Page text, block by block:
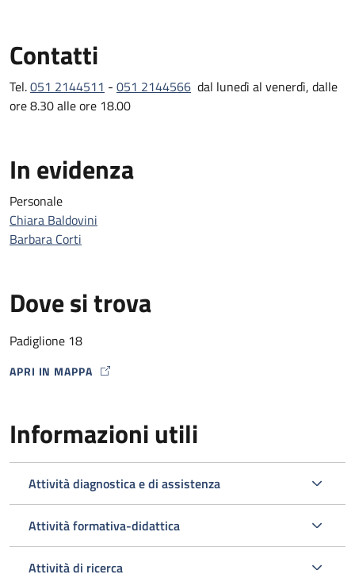
nazionali e internazionali sia per quanto attiene alla disciplina
patologica che a quelle cardiologiche e cardiochirurgiche.
Contatti
Tel.051 2144511 - 051 2144566 dal lunedì al venerdì, dalle
ore 8.30 alle ore 18.00
In evidenza
Personale
Chiara Baldovini
Barbara Corti
Dove si trova
Padiglione 18
APRI IN MAPPA
MAP ICON
Informazioni utili
Attività diagnostica e di assistenza
Attività formativa-didattica
Attività di ricerca